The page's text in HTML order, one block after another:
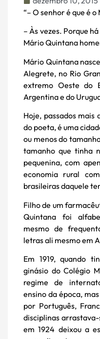
“– O senhor é que é
– Às vezes. Porque
Mário Quintana
Mário Quintana
Alegrete, no Rio
extremo Oeste do
Argentina e do
Hoje, passados mais
do poeta, é uma
ou menos do
tamanho que tinha
pequenina, com
economia rural
brasileiras daquele
Filho de um
Quintana foi
mesmo de
letras ali mesmo em
Em 1919, quando
ginásio do Colégio
regime de
ensino da época,
por Português,
disciplinas
em 1924 deixou a